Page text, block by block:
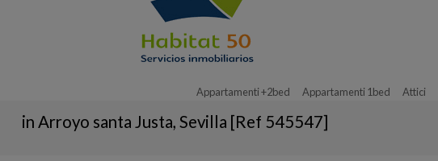
Appartamenti +2bed Appartamenti 1bed Attici
in Arroyo santa Justa, Sevilla [Ref 545547]